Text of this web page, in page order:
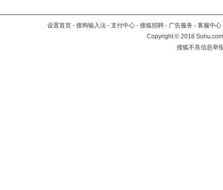
设置首页 - 搜狗输入法 - 支付中心 - 搜狐招聘 - 广告服务 - 客服中心
Copyright©2018
搜狐不良信息举